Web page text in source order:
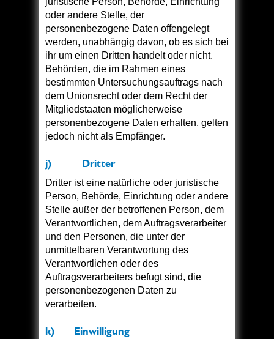
oder andere Stelle, der
personenbezogene Daten offengelegt
werden, unabhängig davon, ob es sich bei
ihr um einen Dritten handelt oder nicht.
Behörden, die im Rahmen eines
bestimmten Untersuchungsauftrags nach
dem Unionsrecht oder dem Recht der
Mitgliedstaaten möglicherweise
personenbezogene Daten erhalten, gelten
jedoch nicht als Empfänger.
j) Dritter
Dritter ist eine natürliche oder juristische
Person, Behörde, Einrichtung oder andere
Stelle außer der betroffenen Person, dem
Verantwortlichen, dem Auftragsverarbeiter
und den Personen, die unter der
unmittelbaren Verantwortung des
Verantwortlichen oder des
Auftragsverarbeiters befugt sind, die
personenbezogenen Daten zu
verarbeiten.
k) Einwilligung